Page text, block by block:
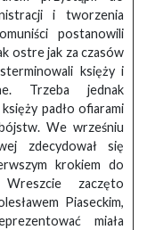
i tworzenia
postanowili
ostre jak za czasów
księży i
Trzeba jednak
padło ofiarami
We wrześniu
zdecydował się
krokiem do
zaczęto
Piaseckim,
miała